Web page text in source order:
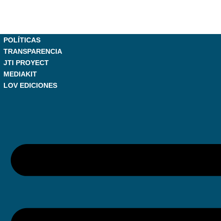
POLÍTICAS
TRANSPARENCIA
JTI PROYECT
MEDIAKIT
LOV EDICIONES